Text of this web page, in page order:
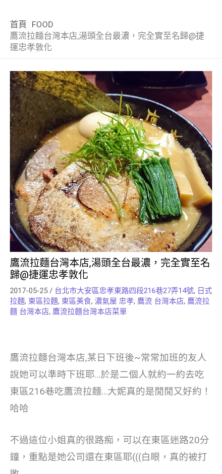
首頁 FOOD
鷹流拉麵台灣本店,湯頭全台最濃，完全實至名歸@捷
運忠孝敦化
鷹流拉麵台灣本店,湯頭全台最濃，完全實至名
歸@捷運忠孝敦化
2017-05-25 / 台北市大安區忠孝東路四段216巷27弄14號, 日式
拉麵, 東區拉麵, 東區美食, 濃氣屋 忠孝, 鷹流 台灣本店, 鷹流拉
麵 台灣本店, 鷹流拉麵台灣本店菜單
鷹流拉麵台灣本店,某日下班後~常常加班的友人
說她可以準時下班耶…於是二個人就約一約去吃
東區216巷吃鷹流拉麵…大妮真的是閒閒又好約！
哈哈
不過這位小姐真的很路痴，可以在東區迷路20分
鐘，重點是她公司還在東區耶(((白眼，真的被打